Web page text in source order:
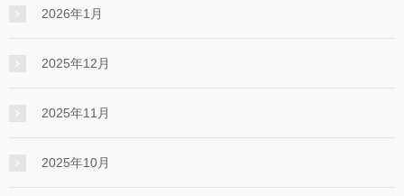
2026年1月
2025年12月
2025年11月
2025年10月